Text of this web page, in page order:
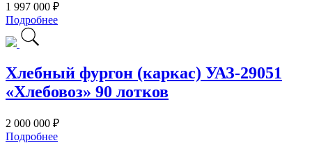
1 997 000 ₽
Подробнее
Хлебный фургон (каркас) УАЗ-29051
«Хлебовоз» 90 лотков
2 000 000 ₽
Подробнее